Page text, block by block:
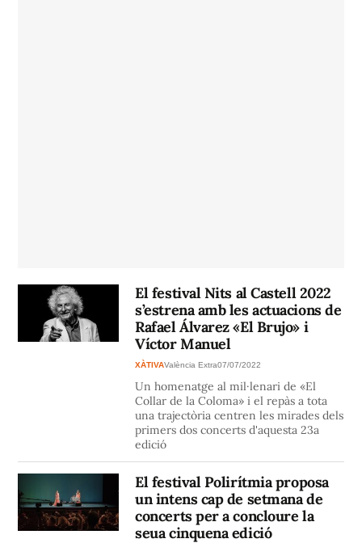
El festival Nits al Castell 2022
s’estrena amb les actuacions de
Rafael Álvarez «El Brujo» i
Víctor Manuel
XÀTIVAValència Extra07/07/2022
Un homenatge al mil·lenari de «El
Collar de la Coloma» i el repàs a tota
una trajectòria centren les mirades dels
primers dos concerts d'aquesta 23a
edició
El festival Polirítmia proposa
un intens cap de setmana de
concerts per a concloure la
seua cinquena edició